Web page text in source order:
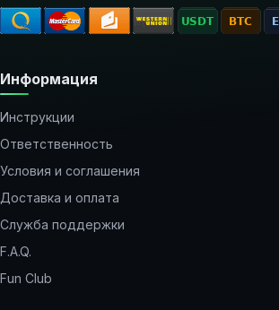
Информация
Инструкции
Ответственность
Условия и соглашения
Доставка и оплата
Служба поддержки
F.A.Q.
Fun Club